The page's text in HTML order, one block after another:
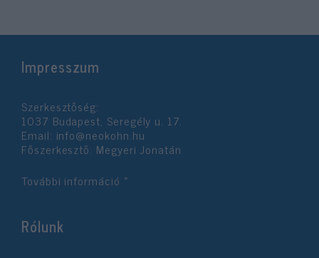
Impresszum
Szerkesztőség:
1037 Budapest, Seregély u. 17.
Email: info@neokohn.hu
Főszerkesztő: Megyeri Jonatán
További információ »
Rólunk